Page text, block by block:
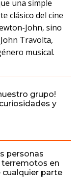
una simple
clásico del cine
John, sino
Travolta,
musical.
grupo!
y
personas
en
cualquier parte